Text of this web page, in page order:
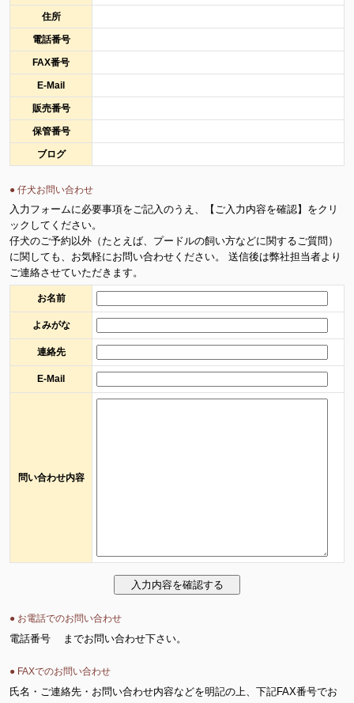
住所
電話番号
FAX番号
E-Mail
販売番号
保管番号
ブログ
● 仔犬お問い合わせ
入力フォームに必要事項をご記入のうえ、【ご入力内容を確認】をクリ
ックしてください。
仔犬のご予約以外（たとえば、プードルの飼い方などに関するご質問）
に関しても、お気軽にお問い合わせください。 送信後は弊社担当者より
ご連絡させていただきます。
お名前
よみがな
連絡先
E-Mail
問い合わせ内容
● お電話でのお問い合わせ
電話番号
までお問い合わせ下さい。
● FAXでのお問い合わせ
氏名・ご連絡先・お問い合わせ内容などを明記の上、下記FAX番号でお